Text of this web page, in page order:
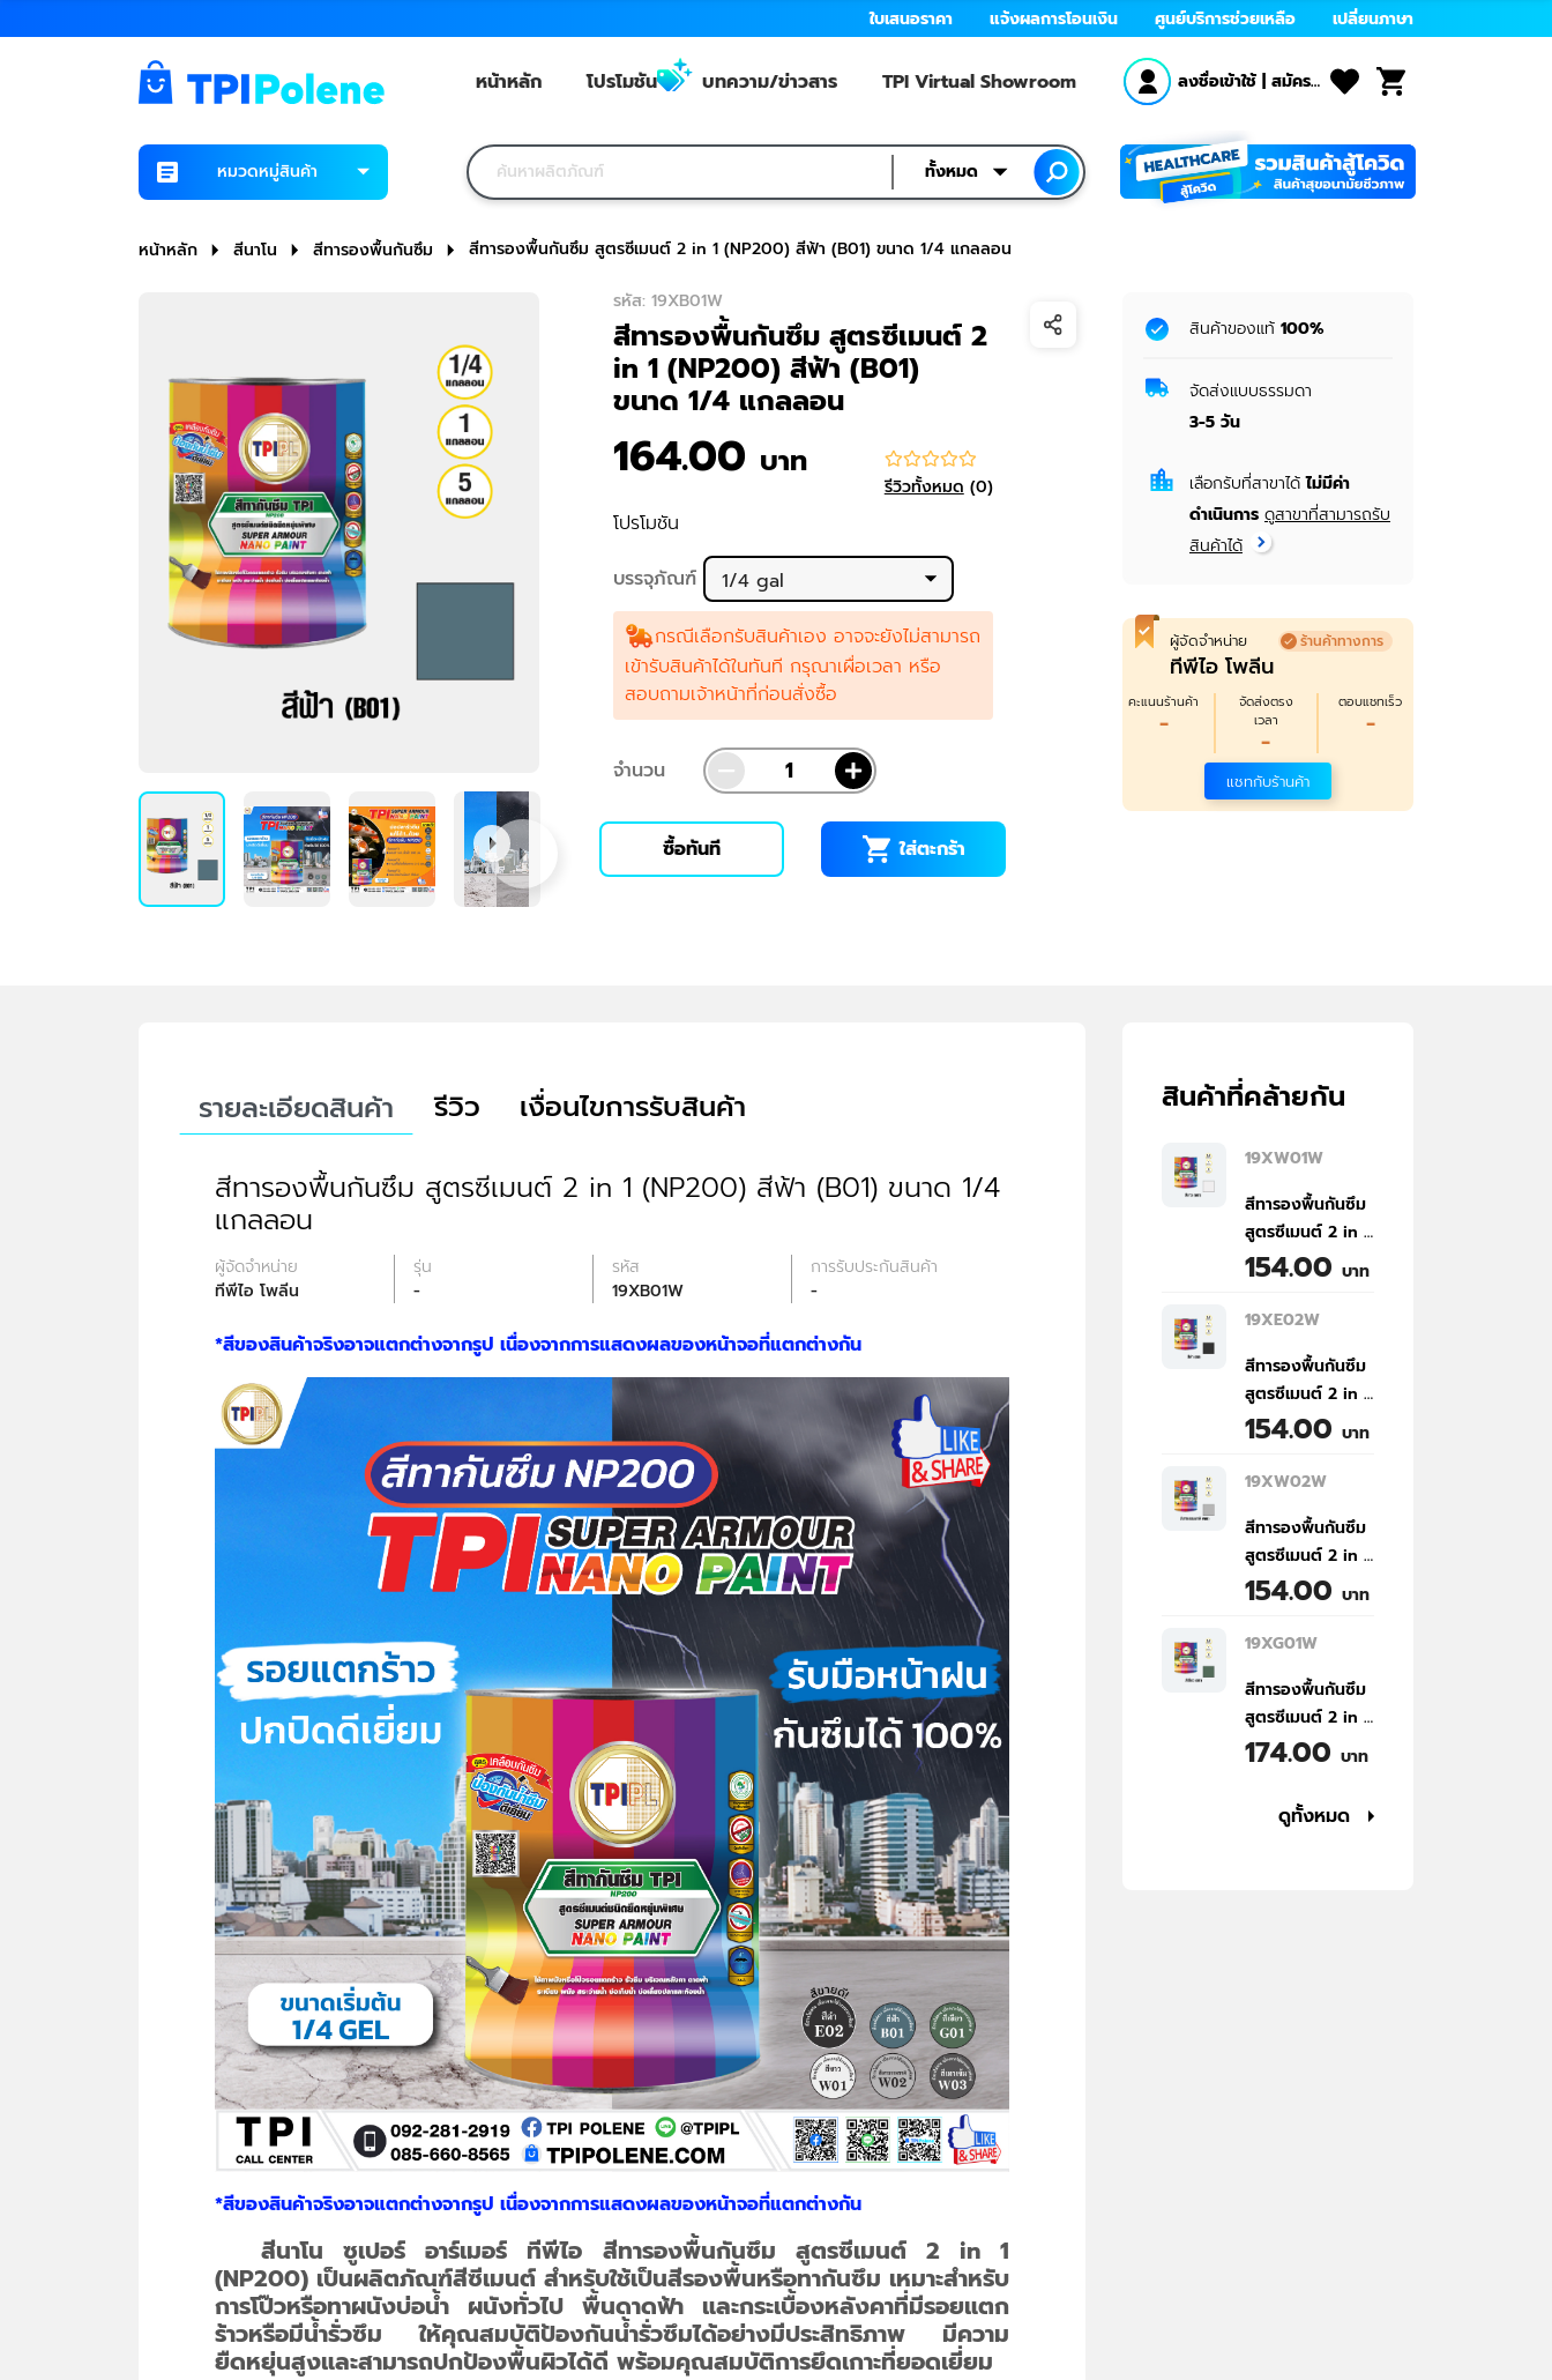
ใบเสนอราคา แจ้งผลการโอนเงิน ศูนย์บริการช่วยเหลือ เปลี่ยนภาษา
หน้าหลัก โปรโมชัน บทความ/ข่าวสาร TPI Virtual Showroom ลงชื่อเข้าใช้ |สมัคร
หมวดหมู่สินค้า ทั้งหมด
หน้าหลัก สีนาโน สีทารองพื้นกันซึม สีทารองพื้นกันซึม สูตรซีเมนต์ 2 in 1 (NP200) สีฟ้า (B01) ขนาด 1/4 แกลลอน
รหัส: 19XB01W
สีทารองพื้นกันซึม สูตรซีเมนต์ 2
in 1 (NP200) สีฟ้า (B01)
ขนาด 1/4 แกลลอน
164.00 บาท
รีวิวทั้งหมด (0)
โปรโมชัน
บรรจุภัณฑ์
1/4 gal
กรณีเลือกรับสินค้าเอง อาจจะยังไม่สามารถ
เข้ารับสินค้าได้ในทันที กรุณาเผื่อเวลา หรือ
สอบถามเจ้าหน้าที่ก่อนสั่งซื้อ
จำนวน
ซื้อทันที ใส่ตะกร้า
สินค้าของแท้ 100%
จัดส่งแบบธรรมดา
3-5 วัน
เลือกรับที่สาขาได้ ไม่มีค่า
ดำเนินการ ดูสาขาที่สามารถรับ
สินค้าได้
ผู้จัดจำหน่าย ร้านค้าทางการ
ทีพีไอ โพลีน
คะแนนร้านค้า
-
จัดส่งตรง
เวลา
-
ตอบแชทเร็ว
-
แชทกับร้านค้า
รายละเอียดสินค้า รีวิว
เงื่อนไขการรับสินค้า
สีทารองพื้นกันซึม สูตรซีเมนต์ 2 in 1 (NP200) สีฟ้า (B01) ขนาด 1/4
แกลลอน
ผู้จัดจำหน่าย
ทีพีไอ โพลีน
รุ่น
-
รหัส
19XB01W
การรับประกันสินค้า
-
*สีของสินค้าจริงอาจแตกต่างจากรูป เนื่องจากการแสดงผลของหน้าจอที่แตกต่างกัน
*สีของสินค้าจริงอาจแตกต่างจากรูป เนื่องจากการแสดงผลของหน้าจอที่แตกต่างกัน
สีนาโน ซูเปอร์ อาร์เมอร์ ทีพีไอ สีทารองพื้นกันซึม สูตรซีเมนต์ 2 in 1
(NP200) เป็นผลิตภัณฑ์สีซีเมนต์ สำหรับใช้เป็นสีรองพื้นหรือทากันซึม เหมาะสำหรับ
การโป๊วหรือทาผนังบ่อน้ำ ผนังทั่วไป พื้นดาดฟ้า และกระเบื้องหลังคาที่มีรอยแตก
ร้าวหรือมีน้ำรั่วซึม ให้คุณสมบัติป้องกันน้ำรั่วซึมได้อย่างมีประสิทธิภาพ มีความ
ยืดหยุ่นสูงและสามารถปกป้องพื้นผิวได้ดี พร้อมคุณสมบัติการยึดเกาะที่ยอดเยี่ยม
สินค้าที่คล้ายกัน
19XW01W
สีทารองพื้นกันซึม
สูตรซีเมนต์ 2 in 1
(NP200) สีขาว
แกลลอน
154.00 บาท
19XE02W
สีทารองพื้นกันซึม
สูตรซีเมนต์ 2 in 1
(NP200) สีดำ
แกลลอน
154.00 บาท
19XW02W
สีทารองพื้นกันซึม
สูตรซีเมนต์ 2 in 1
(NP200) สีเทา
ขนาด 1/4
154.00 บาท
19XG01W
สีทารองพื้นกันซึม
สูตรซีเมนต์ 2 in 1
(NP200) สีเขียว
แกลลอน
174.00 บาท
ดูทั้งหมด